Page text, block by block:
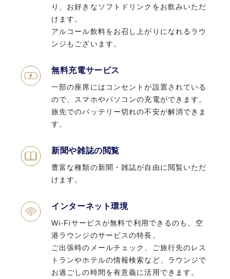
新聞や雑誌の閲覧
豊富な種類の新聞・雑誌が自由に閲覧いただ
けます。
インターネット環境
Wi-Fiサービスが無料で利用できるのも、空
港ラウンジのサービスの特長。 ご出張時のメ
ールチェック、ご旅行先のレストランやホテ
ルの情報検索など、ラウンジでお過ごしの時
特典内容について
り、お好きなソフトドリンクをお飲みいただ
けます。
アルコール飲料をお召し上がりになれるラウ
ンジもございます。
無料充電サービス
一部の座席にはコンセントが設置されている
ので、スマホやパソコンの充電ができます。
旅先でのバッテリー切れの不安が解消できま
す。
新聞や雑誌の閲覧
豊富な種類の新聞・雑誌が自由に閲覧いただ
けます。
インターネット環境
Wi-Fiサービスが無料で利用できるのも、空
港ラウンジのサービスの特長。
ご出張時のメールチェック、ご旅行先のレス
トランやホテルの情報検索など、ラウンジで
お過ごしの時間を有意義に活用できます。
カードの特徴から選ぶ
#JALのマイル高還元 #プライオリティ・パス無料
#海外・国内旅行傷害保険
#フリーランスにおすすめ